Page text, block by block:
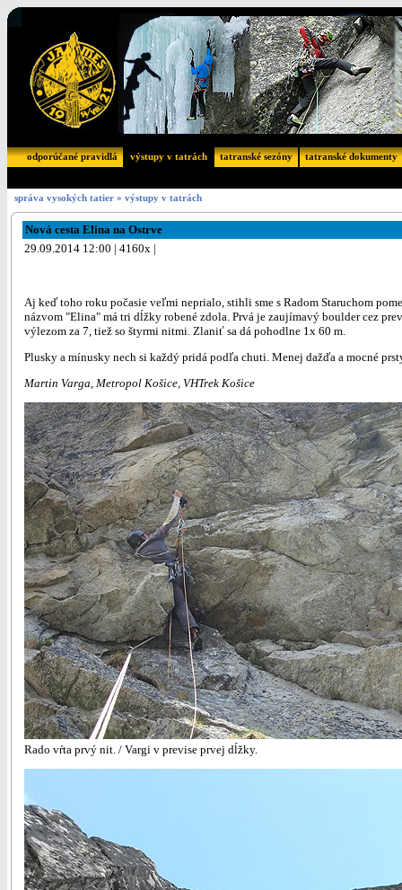
odporúčané pravidlá výstupy v tatrách tatranské sezóny tatranské dokumenty
správa vysokých tatier » výstupy v tatrách
Nová cesta Elina na Ostrve
29.09.2014 12:00 | 4160x |
Aj keď toho roku počasie veľmi neprialo, stihli sme s Radom Staruchom
názvom "Elina" má tri dĺžky robené zdola. Prvá je zaujímavý boulder cez
výlezom za 7, tiež so štyrmi nitmi. Zlaniť sa dá pohodlne 1x 60 m.
Plusky a mínusky nech si každý pridá podľa chuti. Menej dažďa a mocné
Martin Varga, Metropol Košice, VHTrek Košice
Rado vŕta prvý nit. / Vargi v previse prvej dĺžky.